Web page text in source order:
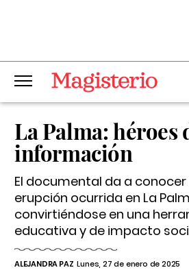
La Palma: héroes
información
El documental da a
erupción ocurrida en La
convirtiéndose en una
educativa y de impacto
ALEJANDRA PAZ Lunes, 27 de enero de 2025